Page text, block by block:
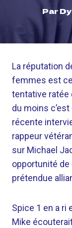
Par
La réputation
femmes est
tentative ratée
du moins
récente
rappeur
sur Michael
opportunité de
prétendue
Spice 1 en a ri
Mike